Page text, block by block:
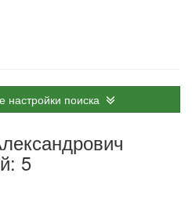
настройки поиска
5